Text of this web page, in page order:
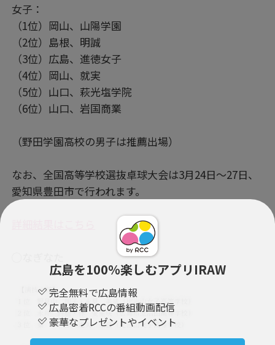
広島を100％楽しむアプリIRAW
完全無料で広島情報
広島密着RCCの番組動画配信
豪華なプレゼントやイベント
女子：
（1位）岡山、山陽学園
（2位）島根、明誠
（3位）広島、進徳女子
（4位）岡山、就実
（5位）山口、萩光塩学院
（6位）山口、岩国商業
（野田学園高校の男子は推薦出場）
なお、全国高等学校選抜卓球大会は3月24日～27日、
愛知県豊田市で行われます。